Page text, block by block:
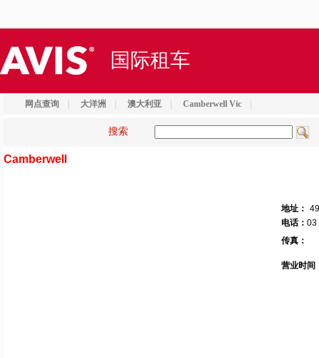
国际租车
网点查询 大洋洲 澳大利亚 Camberwell Vic
搜索
Camberwell
地址：
电话： 03
传真：
营业时间